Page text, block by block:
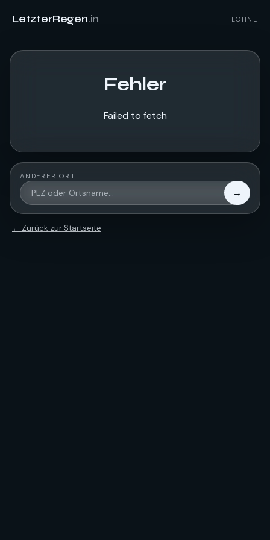
LetzterRegen.in LOHNE
Fehler
Failed to fetch
ANDERER ORT:
→
← Zurück zur Startseite